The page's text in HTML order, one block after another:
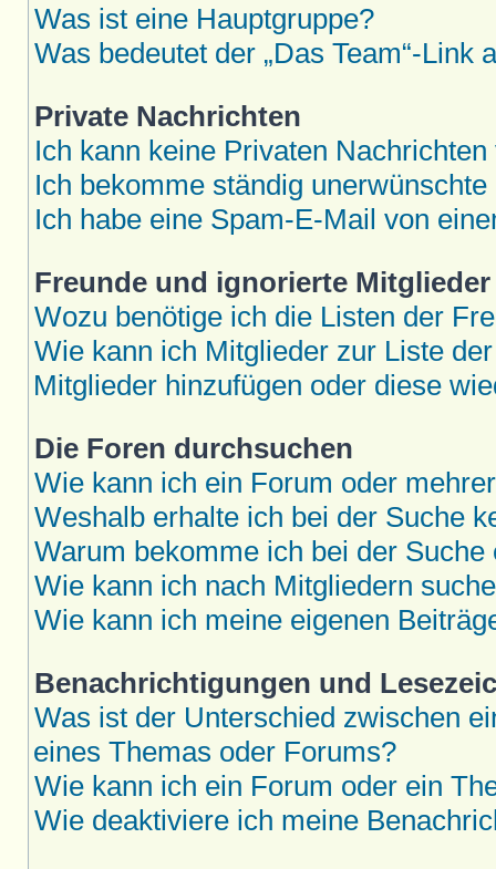
Was ist eine Hauptgruppe?
Was bedeutet der „Das Team“-Link
Private Nachrichten
Ich kann keine Privaten
Ich bekomme ständig
Ich habe eine Spam-E-Mail von
Freunde und ignorierte Mitglieder
Wozu benötige ich die Listen der
Wie kann ich Mitglieder zur Liste
Mitglieder hinzufügen oder diese
Die Foren durchsuchen
Wie kann ich ein Forum oder
Weshalb erhalte ich bei der Suche
Warum bekomme ich bei der Suche
Wie kann ich nach Mitgliedern
Wie kann ich meine eigenen
Benachrichtigungen und
Was ist der Unterschied zwischen
eines Themas oder Forums?
Wie kann ich ein Forum oder ein
Wie deaktiviere ich meine